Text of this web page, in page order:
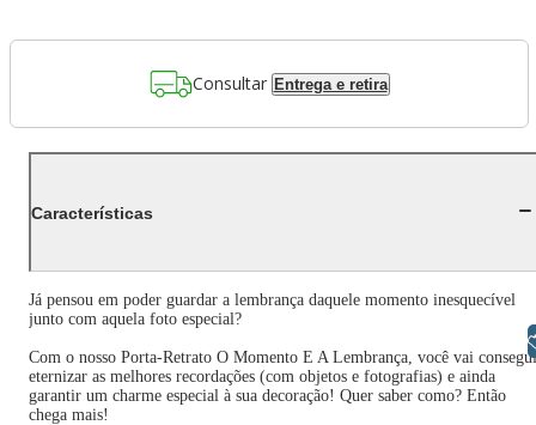
Consultar Entrega e retira
Características
Já pensou em poder guardar a lembrança daquele momento inesquecível
junto com aquela foto especial?
Com o nosso Porta-Retrato O Momento E A Lembrança, você vai
eternizar as melhores recordações (com objetos e fotografias) e ainda
garantir um charme especial à sua decoração! Quer saber como? Então
chega mais!